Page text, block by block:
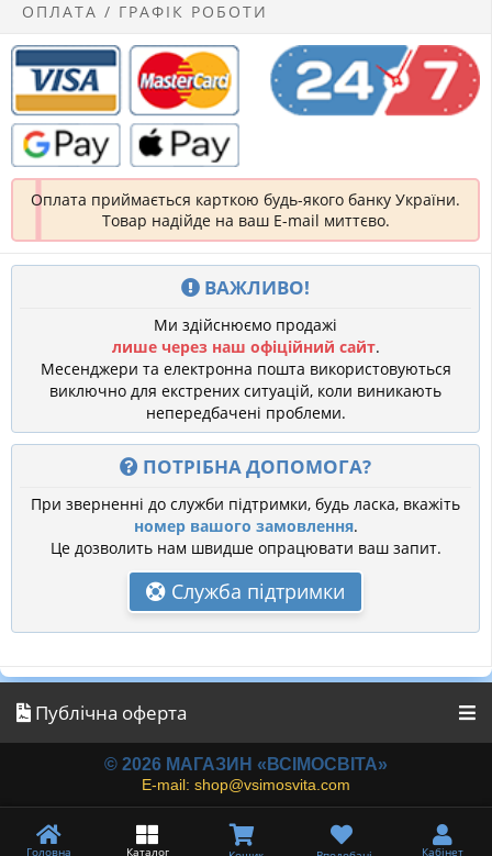
ОПЛАТА / ГРАФІК РОБОТИ
Оплата приймається карткою будь-якого банку України.
Товар надійде на ваш E-mail миттєво.
ВАЖЛИВО!
Ми здійснюємо продажі
лише через наш офіційний сайт.
Месенджери та електронна пошта використовуються
виключно для екстрених ситуацій, коли виникають
непередбачені проблеми.
ПОТРІБНА ДОПОМОГА?
При зверненні до служби підтримки, будь ласка, вкажіть
номер вашого замовлення.
Це дозволить нам швидше опрацювати ваш запит.
Служба підтримки
Публічна оферта
© 2026 МАГАЗИН «ВСІМОСВІТА»
E-mail: shop@vsimosvita.com
Головна Каталог Кабінет